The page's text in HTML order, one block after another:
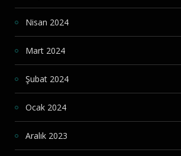
Nisan 2024
Mart 2024
Şubat 2024
Ocak 2024
Aralık 2023